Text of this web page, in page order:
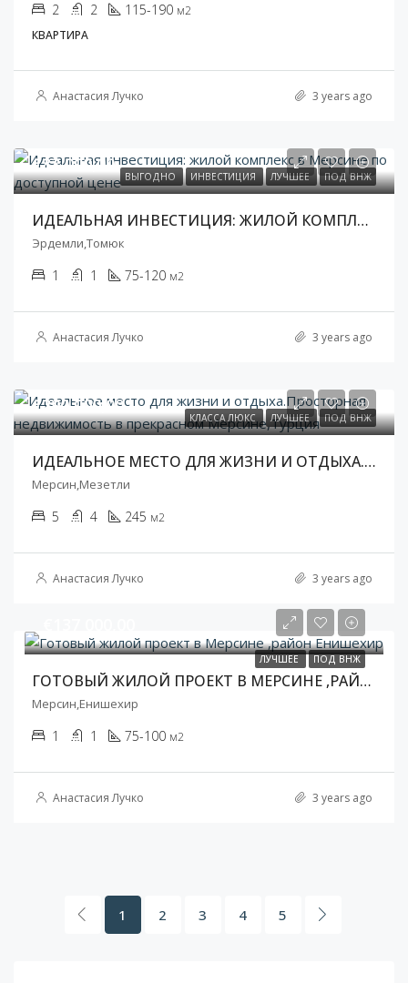
2 2 115-190 м2
КВАРТИРА
Анастасия Лучко 3 years ago
ВЫГОДНО ИНВЕСТИЦИЯ ЛУЧШЕЕ ПОД ВНЖ
€83 000,00
ИДЕАЛЬНАЯ ИНВЕСТИЦИЯ: ЖИЛОЙ КОМПЛЕКС В МЕРСИНЕ ПО ДОСТУПНОЙ ЦЕНЕ
Эрдемли,Томюк
1 1 75-120 м2
Анастасия Лучко 3 years ago
КЛАССА ЛЮКС ЛУЧШЕЕ ПОД ВНЖ
€290 000,00
ИДЕАЛЬНОЕ МЕСТО ДЛЯ ЖИЗНИ И ОТДЫХА.ПРОСТОРНАЯ НЕДВИЖИМОСТЬ В ПРЕКРАСНОМ МЕРСИНЕ,ТУРЦИЯ
Мерсин,Мезетли
5 4 245 м2
Анастасия Лучко 3 years ago
ЛУЧШЕЕ ПОД ВНЖ
ГОТОВЫЙ ЖИЛОЙ ПРОЕКТ В МЕРСИНЕ ,РАЙОН ЕНИШЕХИР
Мерсин,Енишехир
1 1 75-100 м2
Анастасия Лучко 3 years ago
1 2 3 4 5